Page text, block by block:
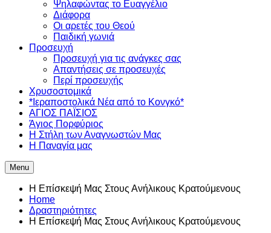
Ψηλαφώντας το Ευαγγέλιο
Διάφορα
Οι αρετές του Θεού
Παιδική γωνιά
Προσευχή
Προσευχή για τις ανάγκες σας
Απαντήσεις σε προσευχές
Περί προσευχής
Χρυσοστομικά
*Ιεραποστολικά Νέα από το Κονγκό*
ΑΓΙΟΣ ΠΑΪΣΙΟΣ
Άγιος Πορφύριος
Η Στήλη των Αναγνωστών Mας
Η Παναγία μας
Menu
Η Επίσκεψή Μας Στους Ανήλικους Κρατούμενους
Home
Δραστηριότητες
Η Επίσκεψή Μας Στους Ανήλικους Κρατούμενους